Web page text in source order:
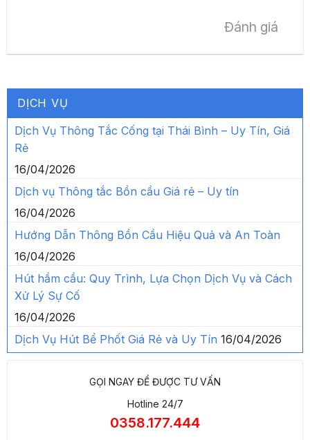
Đánh giá
DỊCH VỤ
Dịch Vụ Thông Tắc Cống tại Thái Bình – Uy Tín, Giá
Rẻ
16/04/2026
Dịch vụ Thông tắc Bồn cầu Giá rẻ – Uy tín
16/04/2026
Hướng Dẫn Thông Bồn Cầu Hiệu Quả và An Toàn
16/04/2026
Hút hầm cầu: Quy Trình, Lựa Chọn Dịch Vụ và Cách
Xử Lý Sự Cố
16/04/2026
Dịch Vụ Hút Bể Phốt Giá Rẻ và Uy Tín 16/04/2026
GỌI NGAY ĐỂ ĐƯỢC TƯ VẤN
Hotline 24/7
0358.177.444